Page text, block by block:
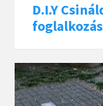
D.I.Y